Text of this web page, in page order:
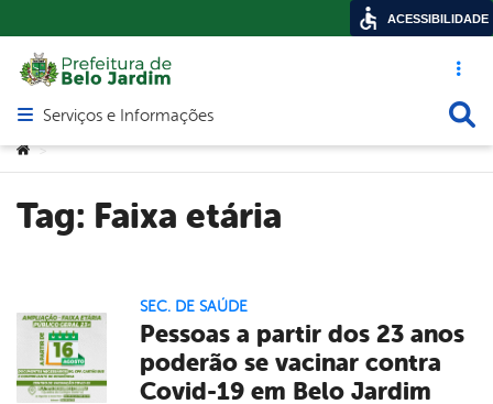
Acesso
Abrir menu principal de navegação
Serviços e Informações
Você está aqui:
>
Tag: Faixa etária
SEC. DE SAÚDE
Pessoas a partir dos 23 anos
poderão se vacinar contra
Covid-19 em Belo Jardim
ACESSIBILIDADE